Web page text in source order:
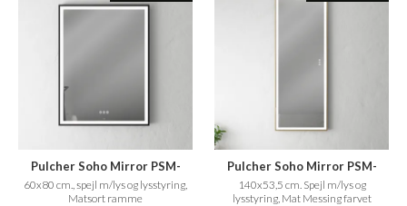
Pulcher Soho Mirror PSM-
6080
60x80 cm., spejl m/lys og lysstyring,
Matsort ramme
Pulcher Soho Mirror PSM-
1453
140x53,5 cm. Spejl m/lys og
lysstyring, Mat Messing farvet